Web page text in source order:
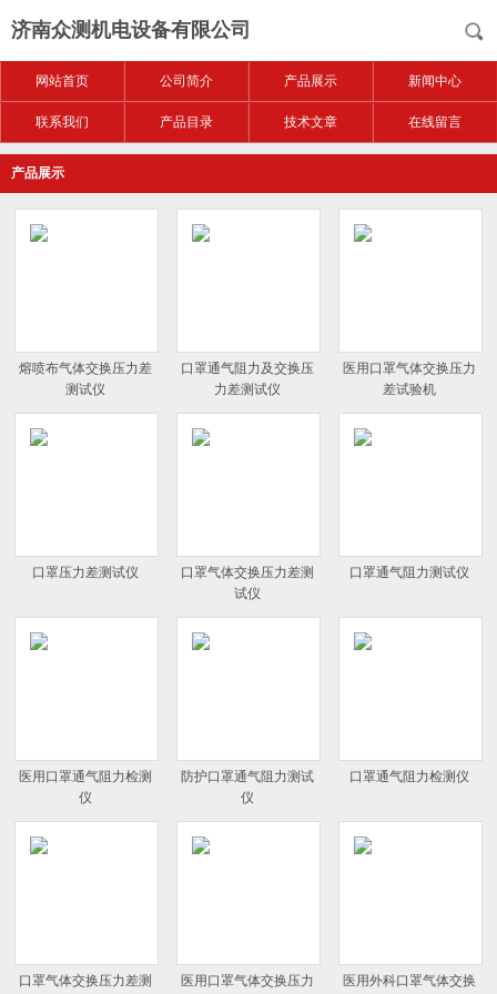
济南众测机电设备有限公司
网站首页 公司简介 产品展示 新闻中心
联系我们 产品目录 技术文章 在线留言
产品展示
熔喷布气体交换压力差
测试仪
口罩通气阻力及交换压
力差测试仪
医用口罩气体交换压力
差试验机
口罩压力差测试仪
口罩气体交换压力差测
试仪
口罩通气阻力测试仪
医用口罩通气阻力检测
仪
防护口罩通气阻力测试
仪
口罩通气阻力检测仪
口罩气体交换压力差测
医用口罩气体交换压力
医用外科口罩气体交换